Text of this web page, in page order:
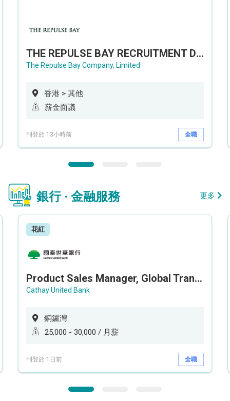
THE REPULSE BAY RECRUITMENT DAY 淺水灣影灣園人才招聘會
The Repulse Bay Company, Limited
香港 > 其他
薪金面議
刊登於 13小時前 全職
銀行 · 金融服務 更多
花紅
Product Sales Manager, Global Transaction Service (GTS)
Cathay United Bank
銅鑼灣
25,000 - 30,000 / 月薪
刊登於 1日前 全職